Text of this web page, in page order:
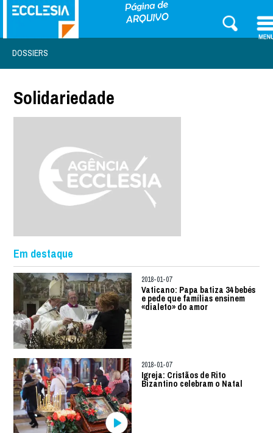
DOSSIERS
Solidariedade
Em destaque
2018-01-07
Vaticano: Papa batiza 34 bebés
e pede que famílias ensinem
«dialeto» do amor
2018-01-07
Igreja: Cristãos de Rito
Bizantino celebram o Natal